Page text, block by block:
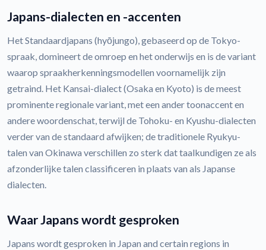
Japans-dialecten en -accenten
Het Standaardjapans (hyōjungo), gebaseerd op de Tokyo-
spraak, domineert de omroep en het onderwijs en is de variant
waarop spraakherkenningsmodellen voornamelijk zijn
getraind. Het Kansai-dialect (Osaka en Kyoto) is de meest
prominente regionale variant, met een ander toonaccent en
andere woordenschat, terwijl de Tohoku- en Kyushu-dialecten
verder van de standaard afwijken; de traditionele Ryukyu-
talen van Okinawa verschillen zo sterk dat taalkundigen ze als
afzonderlijke talen classificeren in plaats van als Japanse
dialecten.
Waar Japans wordt gesproken
Japans wordt gesproken in Japan and certain regions in